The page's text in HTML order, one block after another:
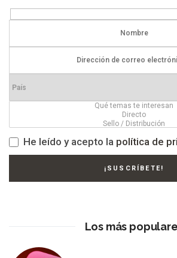
He leído y acepto la política de
Los más